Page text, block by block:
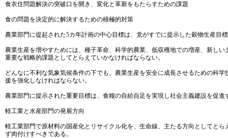
食衣住問題解決の突破口を開き、変化と革新をもたらすための課題
食の問題を決定的に解決するための積極的対策
農業部門に提起された5カ年計画の中心目標は、党がすでに提示した穀物生産
農業生産を増やすためには、種子革命、科学的農業、低収穫地での増産、新し
重要な戦略的課題としてとらえていかなければならない。
どんなに不利な気象気候条件の下でも、農業生産を安全に成長させるための科
援を強化しなければならない。
農業部門に提示された重要目標は、食糧の自給自足を実現し社会主義建設を促
軽工業と水産部門の発展方向
軽工業部門で原材料の国産化とリサイクル化を、生命線、主たる方向としてと
ず肉付けすべきである。